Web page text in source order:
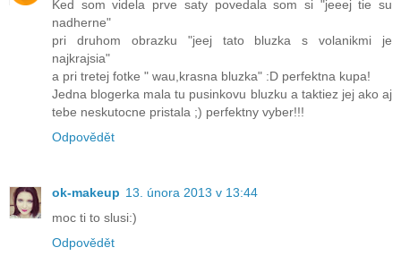
Ked som videla prve saty povedala som si "jeeej tie su
nadherne"
pri druhom obrazku "jeej tato bluzka s volanikmi je
najkrajsia"
a pri tretej fotke " wau,krasna bluzka" :D perfektna kupa!
Jedna blogerka mala tu pusinkovu bluzku a taktiez jej ako aj
tebe neskutocne pristala ;) perfektny vyber!!!
Odpovědět
ok-makeup 13. února 2013 v 13:44
moc ti to slusi:)
Odpovědět